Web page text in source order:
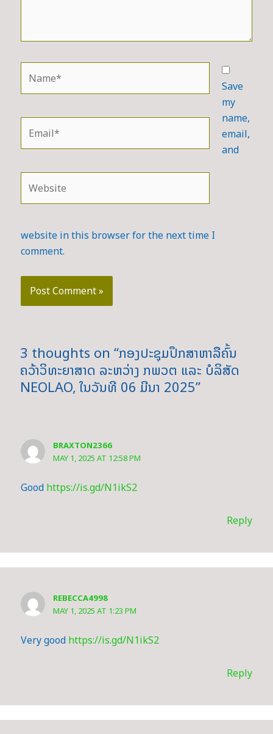
Save
my
name,
email,
and
website in this browser for the next time I
comment.
3 thoughts on “ກອງປະຊຸມປຶກສາຫາລືຄົ້ນ
ຄວ້າວິທະຍາສາດ ລະຫວ່າງ ກພວຕ ແລະ ບໍລິສັດ
NEOLAO, ໃນວັນທີ 06 ມີນາ 2025”
BRAXTON2366
MAY 1, 2025 AT 12:58 PM
Goodhttps://is.gd/N1ikS2
Reply
REBECCA4998
MAY 1, 2025 AT 1:23 PM
Very goodhttps://is.gd/N1ikS2
Reply